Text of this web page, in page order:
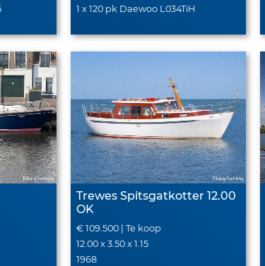
1 x 120 pk Daewoo L034TiH
Trewes Spitsgatkotter 12.00
OK
€ 109.500 | Te koop
12.00 x 3.50 x 1.15
1968